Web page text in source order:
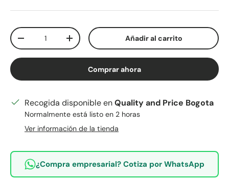
Cant.
Disminuir cantidadAumentar la cantidadAñadir al carrito
Comprar ahora
Recogida disponible enQuality and Price Bogota
Normalmente está listo en 2 horas
Ver información de la tienda
¿Compra empresarial? Cotiza por WhatsApp